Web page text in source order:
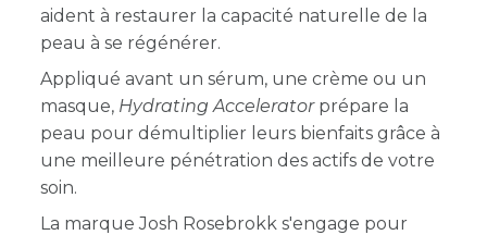
aident à restaurer la capacité naturelle de la
peau à se régénérer.
Appliqué avant un sérum, une crème ou un
masque, Hydrating Acceleratorprépare la
peau pour démultiplier leurs bienfaits grâce à
une meilleure pénétration des actifs de votre
soin.
La marque Josh Rosebrokk s'engage pour